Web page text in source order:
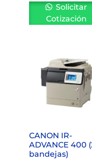
Solicitar
Cotización
CANON IR-
ADVANCE 400
bandejas)